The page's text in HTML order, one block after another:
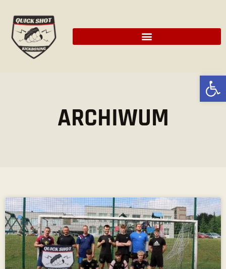
ARCHIWUM